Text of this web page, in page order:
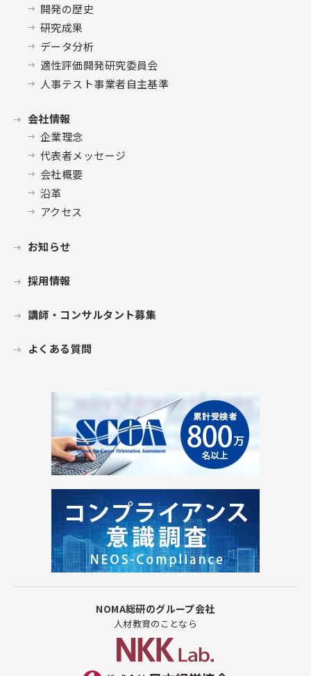
開発の歴史
研究成果
データ分析
適性評価開発研究委員会
人事テスト事業者自主基準
会社情報
企業理念
代表者メッセージ
会社概要
沿革
アクセス
お知らせ
採用情報
講師・コンサルタント募集
よくある質問
NOMA総研のグループ会社
人材教育のことなら